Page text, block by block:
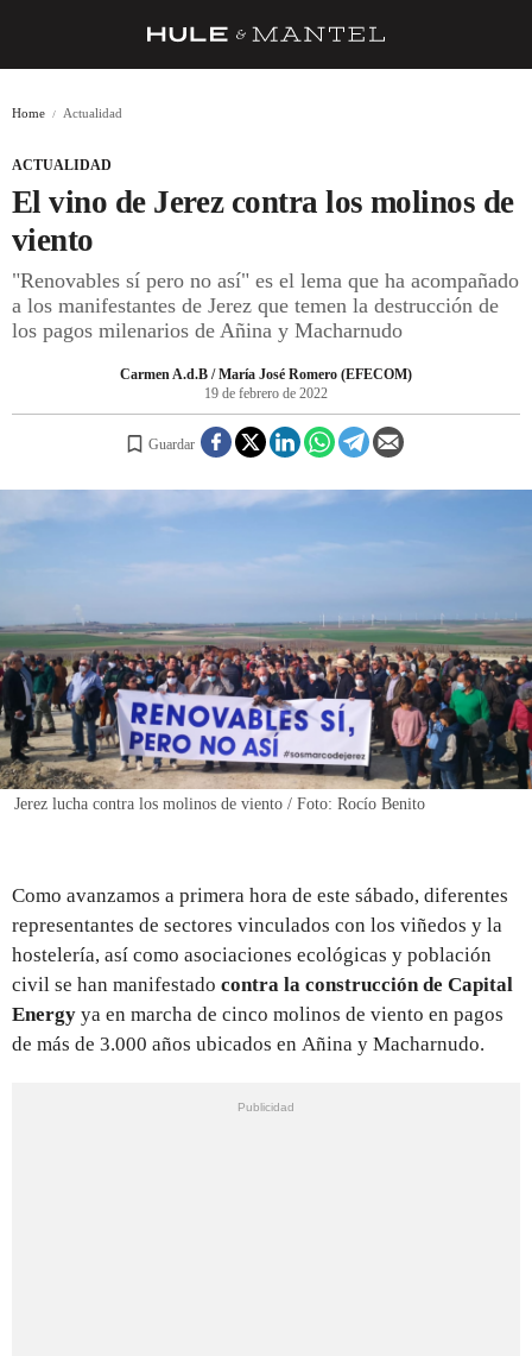
BARRAS Y ESTRELLAS
DÓNDE COMER
ÍDOLOS DE MESAS
CUADERNO DE VIAJE
TRADICIÓN
INICIAR SESIÓN
Home Actualidad
ACTUALIDAD
El vino de Jerez contra los molinos de
viento
"Renovables sí pero no así" es el lema que ha acompañado
a los manifestantes de Jerez que temen la destrucción de
los pagos milenarios de Añina y Macharnudo
Carmen A.d.B / María José Romero (EFECOM)
19 de febrero de 2022
Guardar
Jerez lucha contra los molinos de viento / Foto: Rocío Benito
Como avanzamos a primera hora de este sábado, diferentes
representantes de sectores vinculados con los viñedos y la
hostelería, así como asociaciones ecológicas y población
civil se han manifestado contra la construcción de Capital
Energy ya en marcha de cinco molinos de viento en pagos
de más de 3.000 años ubicados en Añina y Macharnudo.